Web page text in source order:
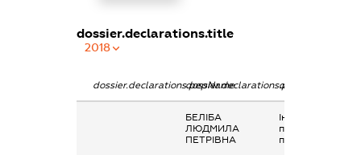
dossier.declarations.title
2018
dossier.declarations.pepNamedossier.declarations.personName
БЕЛІБА
ЛЮДМИЛА
ПЕТРІВНА
Інше, вартість
подарунків та
призів